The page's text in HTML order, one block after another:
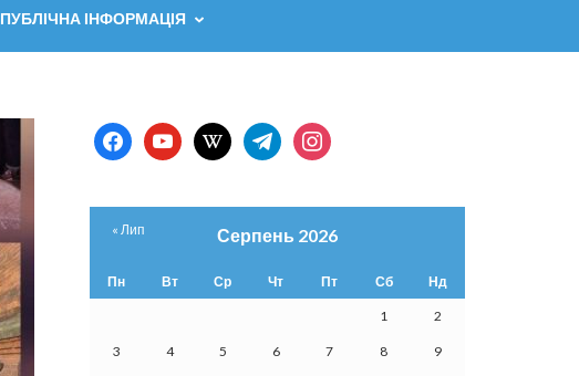
ПУБЛІЧНА ІНФОРМАЦІЯ
facebookyoutubewikipediatelegraminstagram
Серпень 2026
Пн Вт Ср Чт Пт Сб Нд
1 2
3 4 5 6 7 8 9
« Лип